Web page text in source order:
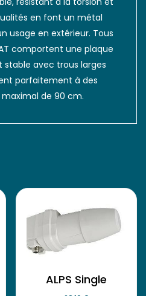
en font un métal
usage en extérieur. Tous
comportent une plaque
avec trous larges
parfaitement à des
de 90 cm.
ALPS Single